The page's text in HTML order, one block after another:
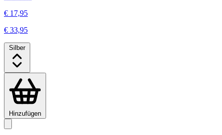
€ 17,95
€ 33,95
Silber
Hinzufügen